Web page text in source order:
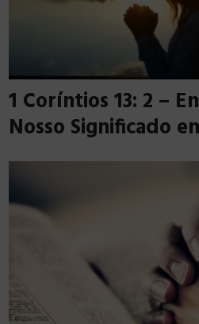
1 Coríntios 13: 2 –
Nosso Significado